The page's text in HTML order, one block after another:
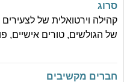
סרוג
קהילה וירטואלית של
של הגולשים, טורים אישיים,
חברים מקשיבים